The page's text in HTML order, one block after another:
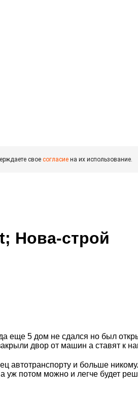
свое согласие на их использование.
Нова-строй
еще 5 дом не сдался но был
двор от машин а ставят к
автотранспорту и больше
потом можно и легче будет